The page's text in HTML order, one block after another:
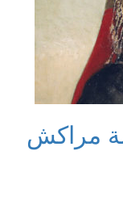
مراكش